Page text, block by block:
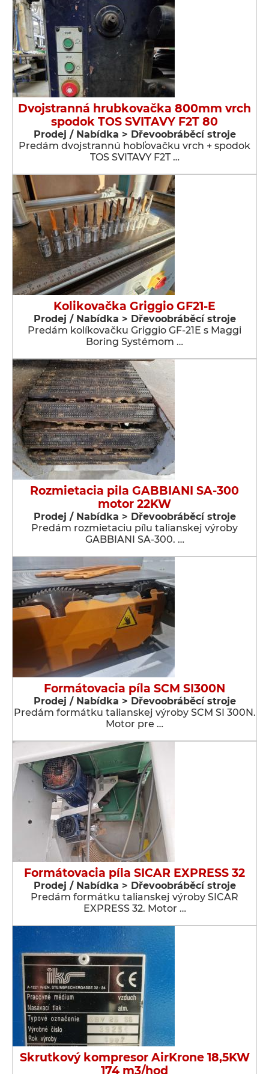
Dvojstranná hrubkovačka 800mm vrch
spodok TOS SVITAVY F2T 80
Prodej / Nabídka > Dřevoobráběcí stroje
Predám dvojstrannú hobľovačku vrch + spodok
TOS SVITAVY F2T …
Kolikovačka Griggio GF21-E
Prodej / Nabídka > Dřevoobráběcí stroje
Predám kolíkovačku Griggio GF-21E s Maggi
Boring Systémom …
Rozmietacia pila GABBIANI SA-300
motor 22KW
Prodej / Nabídka > Dřevoobráběcí stroje
Predám rozmietaciu pílu talianskej výroby
GABBIANI SA-300. …
Formátovacia píla SCM SI300N
Prodej / Nabídka > Dřevoobráběcí stroje
Predám formátku talianskej výroby SCM SI 300N.
Motor pre …
Formátovacia píla SICAR EXPRESS 32
Prodej / Nabídka > Dřevoobráběcí stroje
Predám formátku talianskej výroby SICAR
EXPRESS 32. Motor …
Skrutkový kompresor AirKrone 18,5KW
174 m3/hod